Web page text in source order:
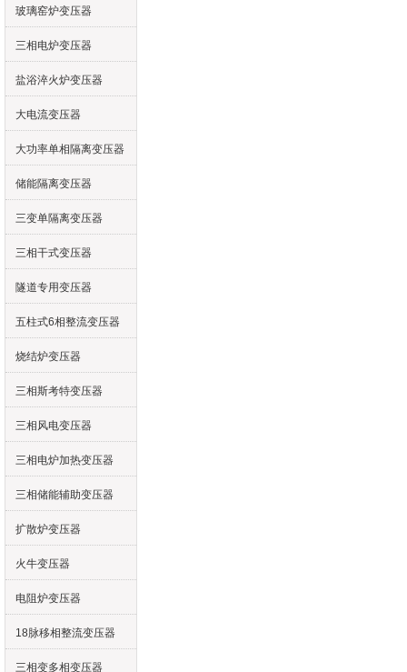
玻璃窑炉变压器
三相电炉变压器
盐浴淬火炉变压器
大电流变压器
大功率单相隔离变压器
储能隔离变压器
三变单隔离变压器
三相干式变压器
隧道专用变压器
五柱式6相整流变压器
烧结炉变压器
三相斯考特变压器
三相风电变压器
三相电炉加热变压器
三相储能辅助变压器
扩散炉变压器
火牛变压器
电阻炉变压器
18脉移相整流变压器
三相变多相变压器